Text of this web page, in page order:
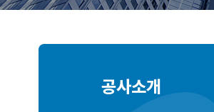
공사소개